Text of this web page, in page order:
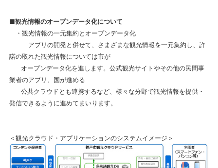
■観光情報のオープンデータ化について
・観光情報の一元集約とオープンデータ化
アプリの開発と併せて、さまざまな観光情報を一元集約し、許
諾の取れた観光情報については市が
オープンデータ化を進します。公式観光サイトやその他の民間事
業者のアプリ、国が進める
公共クラウドとも連携するなど、様々な分野で観光情報を提供・
発信できるように進めてまいります。
＜観光クラウド・アプリケーションのシステムイメージ＞